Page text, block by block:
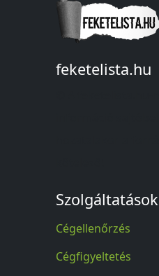
feketelista.hu
Szolgáltatások
Cégellenőrzés
Cégfigyeltetés